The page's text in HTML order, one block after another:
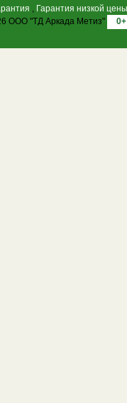
, Гарантия низкой цены
ООО "ТД Аркада Метиз"
0+